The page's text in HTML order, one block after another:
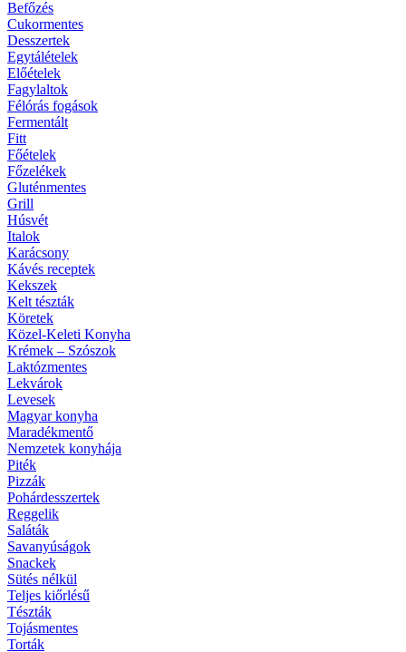
Befőzés
Cukormentes
Desszertek
Egytálételek
Előételek
Fagylaltok
Félórás fogások
Fermentált
Fitt
Főételek
Főzelékek
Gluténmentes
Grill
Húsvét
Italok
Karácsony
Kávés receptek
Kekszek
Kelt tészták
Köretek
Közel-Keleti Konyha
Krémek – Szószok
Laktózmentes
Lekvárok
Levesek
Magyar konyha
Maradékmentő
Nemzetek konyhája
Piték
Pizzák
Pohárdesszertek
Reggelik
Saláták
Savanyúságok
Snackek
Sütés nélkül
Teljes kiőrlésű
Tészták
Tojásmentes
Torták